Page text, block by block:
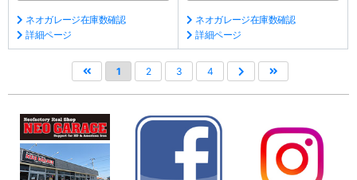
ネオガレージ在庫数確認
詳細ページ
ネオガレージ在庫数確認
詳細ページ
1 2 3 4